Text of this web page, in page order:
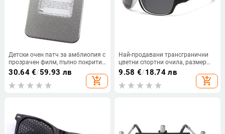
Детски очен патч за амблиопия с
прозрачен филм, пълно покритие
за едно око
30.64€/59.93 лв
add_shopping_cart
Най-продавани трансгранични
цветни спортни очила, размер
336, поляризирани колоездачни
слънчеви очила за мъже,
прахоустойчиви слънчеви очила
9.58 €/18.74 лв
add_shopping_cart